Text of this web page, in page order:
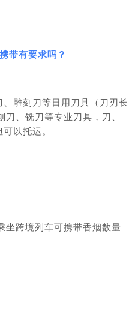
带有要求吗？
雕刻刀等日用刀具（刀刃长
、铣刀等专业刀具，刀、
以托运。
坐跨境列车可携带香烟数量